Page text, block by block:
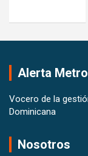
Alerta
Vocero de la
Dominicana
Nosotros